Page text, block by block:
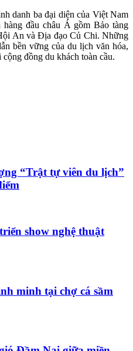
danh ba đại diện của Việt Nam
hàng đầu châu Á gồm Bảo tàng
An và Địa đạo Củ Chi. Những
bền vững của du lịch văn hóa,
đồng du khách toàn cầu.
“Trật tự viên du lịch”
show nghệ thuật
minh tại chợ cá sầm